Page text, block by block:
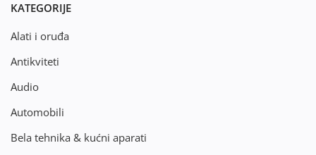
KATEGORIJE
Alati i oruđa
Antikviteti
Audio
Automobili
Bela tehnika & kućni aparati